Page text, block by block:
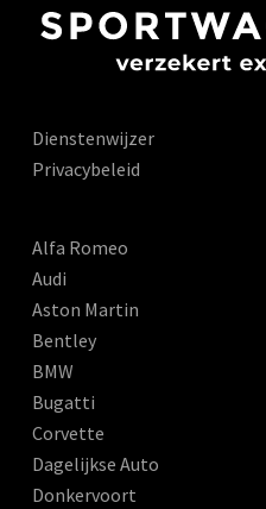
Dienstenwijzer
Privacybeleid
Alfa Romeo
Audi
Aston Martin
Bentley
BMW
Bugatti
Corvette
Dagelijkse Auto
Donkervoort